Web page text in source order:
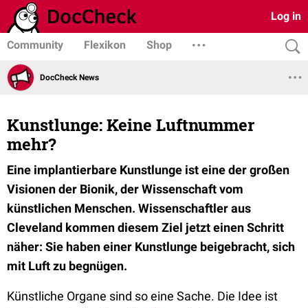
Log in
Community Flexikon Shop
DocCheck News
Kunstlunge: Keine Luftnummer
mehr?
Eine implantierbare Kunstlunge ist eine der großen
Visionen der Bionik, der Wissenschaft vom
künstlichen Menschen. Wissenschaftler aus
Cleveland kommen diesem Ziel jetzt einen Schritt
näher: Sie haben einer Kunstlunge beigebracht, sich
mit Luft zu begnügen.
Künstliche Organe sind so eine Sache. Die Idee ist